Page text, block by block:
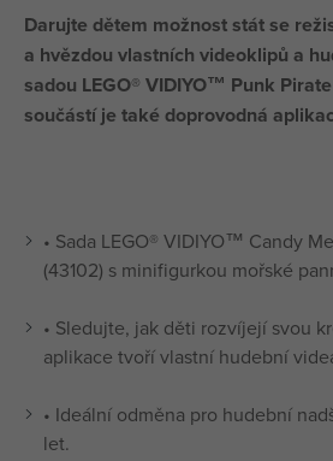
Darujte dětem možnost stát se
a hvězdou vlastních videoklipů a
sadou LEGO® VIDIYO™ Punk
součástí je také doprovodná
• Sada LEGO® VIDIYO™ Candy
(43102) s minifigurkou mořské
• Sledujte, jak děti rozvíjejí svou
aplikace tvoří vlastní hudební
• Ideální odměna pro hudební
let.